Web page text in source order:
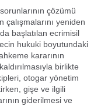
çözümü
çalışmalarını yeniden
başlatılan ecrimisil
hukuki boyutundaki
kararının
birlikte
otogar yönetim
gişe ve ilgili
giderilmesi ve